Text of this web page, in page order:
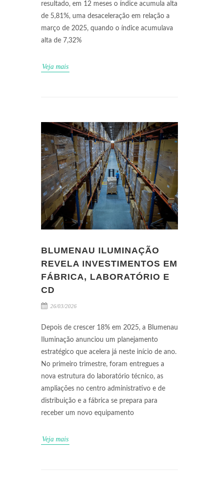
resultado, em 12 meses o índice acumula alta
de 5,81%, uma desaceleração em relação a
março de 2025, quando o índice acumulava
alta de 7,32%
Veja mais
BLUMENAU ILUMINAÇÃO
REVELA INVESTIMENTOS EM
FÁBRICA, LABORATÓRIO E
CD
26/03/2026
Depois de crescer 18% em 2025, a Blumenau
Iluminação anunciou um planejamento
estratégico que acelera já neste início de ano.
No primeiro trimestre, foram entregues a
nova estrutura do laboratório técnico, as
ampliações no centro administrativo e de
distribuição e a fábrica se prepara para
receber um novo equipamento
Veja mais